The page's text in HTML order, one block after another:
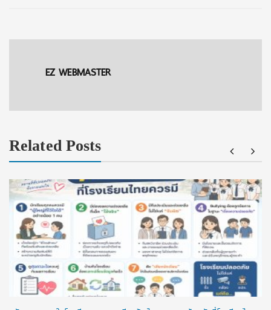
EZ WEBMASTER
Related Posts